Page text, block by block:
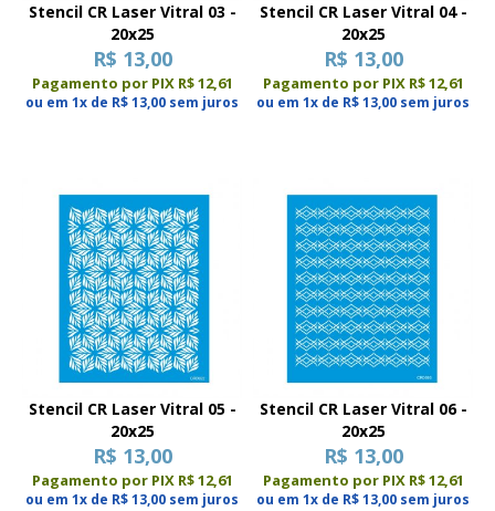
Stencil CR Laser Vitral 03 -
20x25
R$ 13,00
Pagamento por PIX R$ 12,61
ou em 1x de R$ 13,00 sem juros
Stencil CR Laser Vitral 04 -
20x25
R$ 13,00
Pagamento por PIX R$ 12,61
ou em 1x de R$ 13,00 sem juros
Stencil CR Laser Vitral 05 -
20x25
R$ 13,00
Pagamento por PIX R$ 12,61
ou em 1x de R$ 13,00 sem juros
Stencil CR Laser Vitral 06 -
20x25
R$ 13,00
Pagamento por PIX R$ 12,61
ou em 1x de R$ 13,00 sem juros